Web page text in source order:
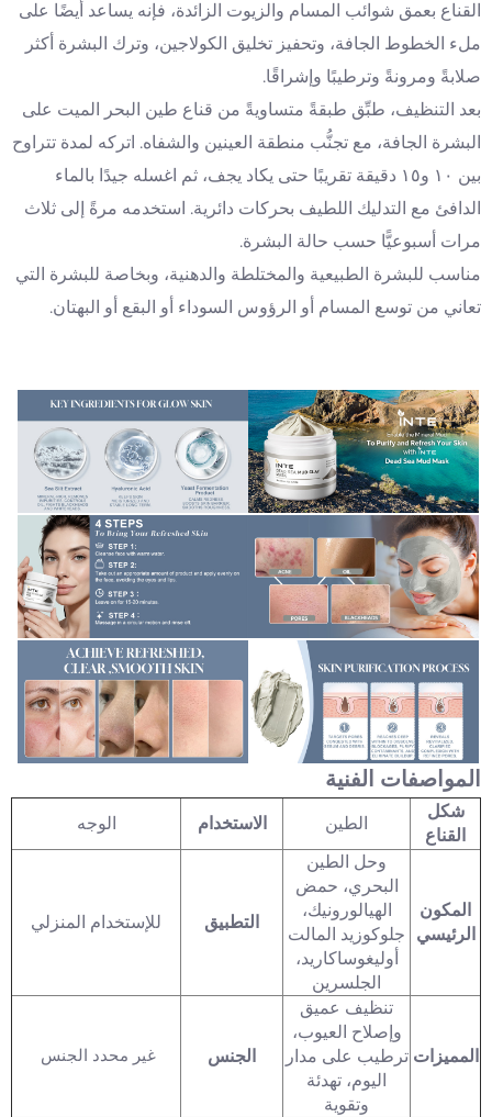
القناع بعمق شوائب المسام والزيوت الزائدة، فإنه يساعد أيضًا على
ملء الخطوط الجافة، وتحفيز تخليق الكولاجين، وترك البشرة أكثر
صلابةً ومرونةً وترطيبًا وإشراقًا.
بعد التنظيف، طبِّق طبقةً متساويةً من قناع طين البحر الميت على
البشرة الجافة، مع تجنُّب منطقة العينين والشفاه. اتركه لمدة تتراوح
بين ١٠ و١٥ دقيقة تقريبًا حتى يكاد يجف، ثم اغسله جيدًا بالماء
الدافئ مع التدليك اللطيف بحركات دائرية. استخدمه مرةً إلى ثلاث
مرات أسبوعيًّا حسب حالة البشرة.
مناسب للبشرة الطبيعية والمختلطة والدهنية، وبخاصة للبشرة التي
تعاني من توسع المسام أو الرؤوس السوداء أو البقع أو البهتان.
المواصفات الفنية
شكل
القناع
الطين الاستخدام الوجه
المكون
الرئيسي
وحل الطين
البحري، حمض
الهيالورونيك،
جلوكوزيد المالت
أوليغوساكاريد،
الجلسرين
التطبيق للإستخدام المنزلي
المميزات
تنظيف عميق
وإصلاح العيوب،
ترطيب على مدار
اليوم، تهدئة
وتقوية
الجنس غير محدد الجنس